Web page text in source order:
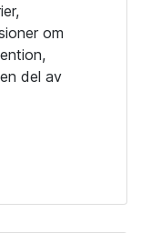
om
del av